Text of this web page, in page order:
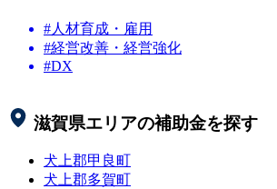
#人材育成・雇用
#経営改善・経営強化
#DX
滋賀県エリアの補助金を探す
犬上郡甲良町
犬上郡多賀町